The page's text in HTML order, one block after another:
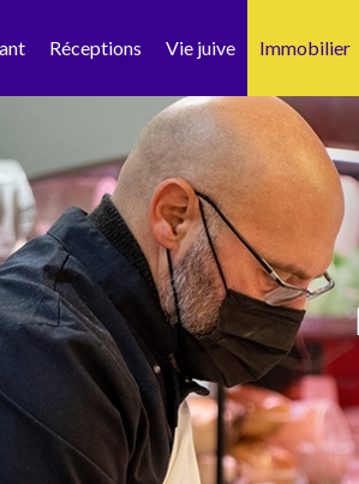
Réceptions Vie juive Immobilier